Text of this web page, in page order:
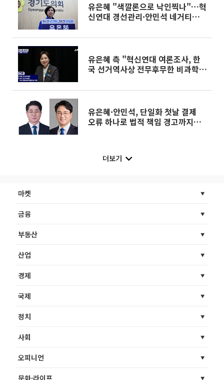
유은혜 "색깔론으로 낙인찍나"…혁
신연대 경선관리·안민석 네거티브
유은혜 측 "혁신연대 여론조사, 한
국 선거역사상 전무후무한 비과학적
유은혜·안민석, 단일화 첫날 결제
오류 하나로 법적 책임 경고까지…
더보기
마켓
금융
부동산
산업
경제
국제
정치
사회
오피니언
문화·라이프